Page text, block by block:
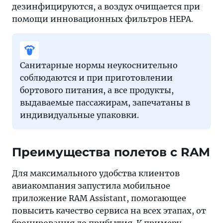
дезинфицируются, а воздух очищается при
помощи инновационных фильтров HEPA.
Санитарные нормы неукоснительно
соблюдаются и при приготовлении
бортового питания, а все продукты,
выдаваемые пассажирам, запечатаны в
индивидуальные упаковки.
Преимущества полетов с RAM
Для максимального удобства клиентов
авиакомпания запустила мобильное
приложение RAM Assistant, помогающее
повысить качество сервиса на всех этапах, от